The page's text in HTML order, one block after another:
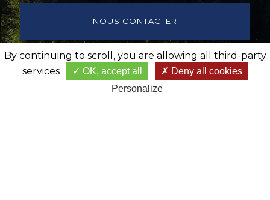
NOUS CONTACTER
RÉSERVEZ VOTRE DÉPART
By continuing to scroll,you are allowing all third-party
services
OK, accept all
Deny all cookies
Personalize